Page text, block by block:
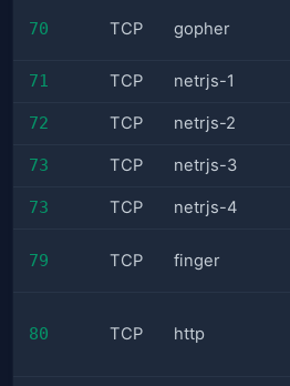
70 TCP gopher
71 TCP netrjs-1
72 TCP netrjs-2
73 TCP netrjs-3
73 TCP netrjs-4
79 TCP finger
80 TCP http